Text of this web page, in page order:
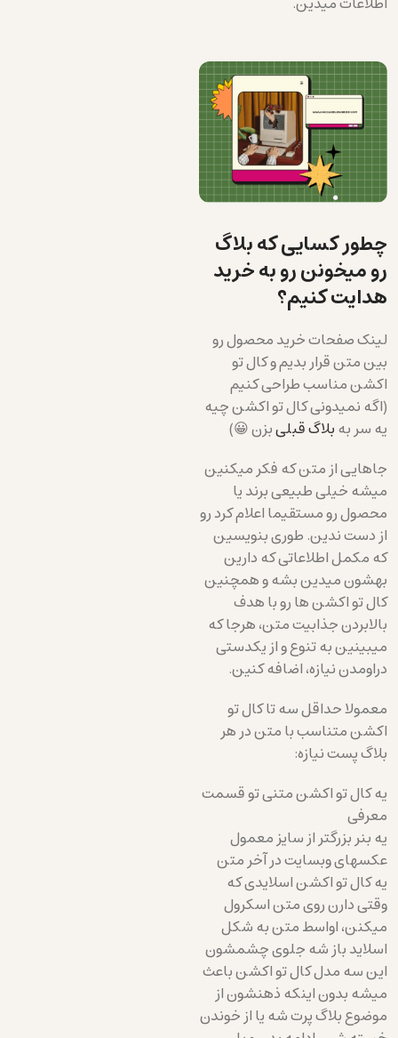
چطور کسایی که بلاگ
رو میخونن رو به خرید
هدایت کنیم؟
لینک صفحات خرید محصول رو
بین متن قرار بدیم و کال تو
اکشن مناسب طراحی کنیم
(اگه نمیدونی کال تو اکشن چیه
یه سر بهبلاگ قبلیبزن 😀)
جاهایی از متن که فکر میکنین
میشه خیلی طبیعی برند یا
محصول رو مستقیما اعلام کرد رو
از دست ندین. طوری بنویسین
که مکمل اطلاعاتی که دارین
بهشون میدین بشه و همچنین
کال تو اکشن ها رو با هدف
بالابردن جذابیت متن، هرجا که
میبینین به تنوع و از یکدستی
دراومدن نیازه، اضافه کنین.
معمولا حداقل سه تا کال تو
اکشن متناسب با متن در هر
بلاگ پست نیازه:
یه کال تو اکشن متنی تو قسمت
معرفی
یه بنر بزرگتر از سایز معمول
عکسهای وبسایت در آخر متن
یه کال تو اکشن اسلایدی که
وقتی دارن روی متن اسکرول
میکنن، اواسط متن به شکل
اسلاید باز شه جلوی چشمشون
این سه مدل کال تو اکشن باعث
میشه بدون اینکه ذهنشون از
موضوع بلاگ پرت شه یا از خوندن